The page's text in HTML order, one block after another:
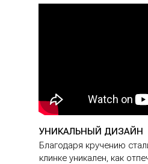
УНИКАЛЬНЫЙ ДИЗАЙН
Благодаря кручению
клинке уникален, как